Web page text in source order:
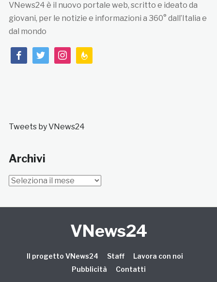
VNews24 è il nuovo portale web, scritto e ideato da
giovani, per le notizie e informazioni a 360° dall’Italia e
dal mondo
facebooktwitterinstagramfeedburner
Tweets by VNews24
Archivi
Archivi
VNews24
Il progetto VNews24 Staff
Lavora con noi
Pubblicità
Contatti